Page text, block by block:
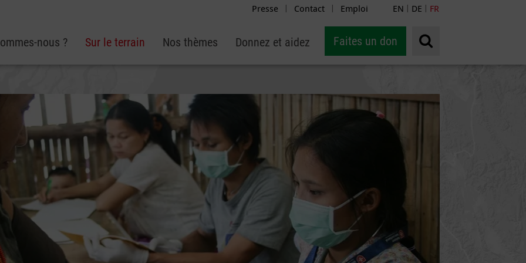
Presse | Contact | Emploi EN | DE | FR
nous ? Sur le terrain Nos thèmes Donnez et aidez Faites un don